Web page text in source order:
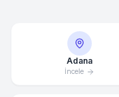
Adana
İncele